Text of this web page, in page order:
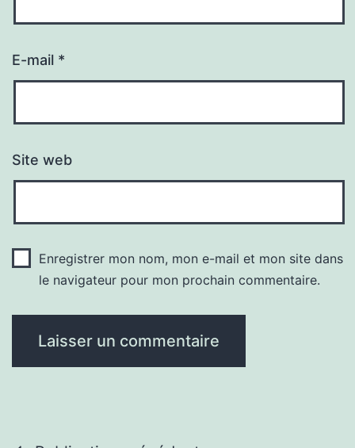
E-mail *
Site web
Enregistrer mon nom, mon e-mail et mon site dans
le navigateur pour mon prochain commentaire.